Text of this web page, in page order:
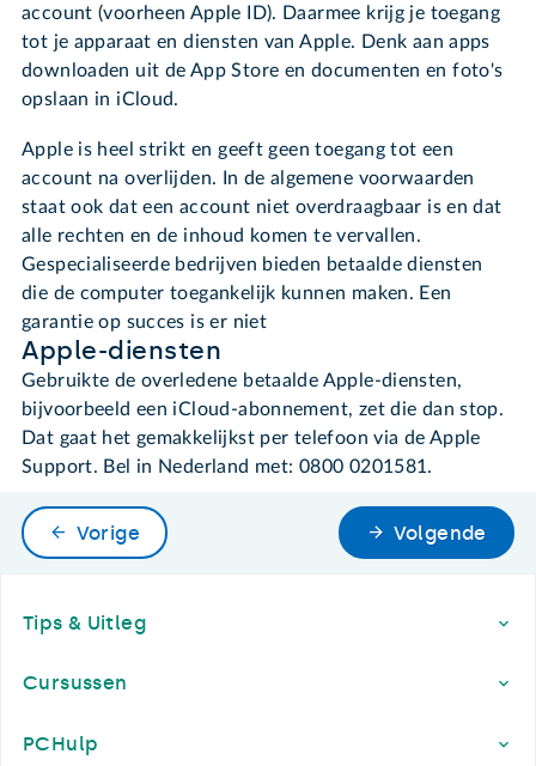
account (voorheen Apple ID). Daarmee krijg je toegang
tot je apparaat en diensten van Apple. Denk aan apps
downloaden uit de App Store en documenten en foto's
opslaan in iCloud.
Apple is heel strikt en geeft geen toegang tot een
account na overlijden. In de algemene voorwaarden
staat ook dat een account niet overdraagbaar is en dat
alle rechten en de inhoud komen te vervallen.
Gespecialiseerde bedrijven bieden betaalde diensten
die de computer toegankelijk kunnen maken. Een
garantie op succes is er niet
Apple-diensten
Gebruikte de overledene betaalde Apple-diensten,
bijvoorbeeld een iCloud-abonnement, zet die dan stop.
Dat gaat het gemakkelijkst per telefoon via de Apple
Support. Bel in Nederland met: 0800 0201581.
Vorige Volgende
Tips & Uitleg
Cursussen
PCHulp